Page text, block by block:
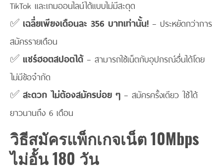
TikTok และเกมออนไลน์ได้แบบไม่มีสะดุด
✅ เฉลี่ยเพียงเดือนละ 356 บาทเท่านั้น! – ประหยัดกว่าการ
สมัครรายเดือน
✅ แชร์ฮอตสปอตได้– สามารถใช้เน็ตกับอุปกรณ์อื่นได้โดย
ไม่มีข้อจำกัด
✅ สะดวก ไม่ต้องสมัครบ่อย ๆ – สมัครครั้งเดียว ใช้ได้
ยาวนานถึง 6 เดือน
วิธีสมัครแพ็กเกจเน็ต 10Mbps
ไม่อั้น 180 วัน